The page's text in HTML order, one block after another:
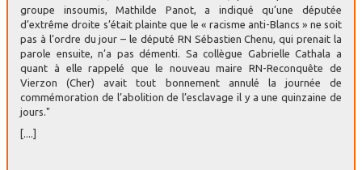
groupe insoumis, Mathilde Panot, a indiqué qu’une députée
d’extrême droite s’était plainte que le « racisme anti-Blancs » ne soit
pas à l’ordre du jour – le député RN Sébastien Chenu, qui prenait la
parole ensuite, n’a pas démenti. Sa collègue Gabrielle Cathala a
quant à elle rappelé que le nouveau maire RN-Reconquête de
Vierzon (Cher) avait tout bonnement annulé la journée de
commémoration de l’abolition de l’esclavage il y a une quinzaine de
jours."
[....]